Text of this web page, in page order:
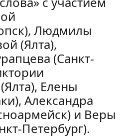
Людмилы
(Ялта),
(Санкт-
Елены
Александра
и Веры
Петербург).